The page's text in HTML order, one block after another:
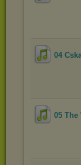
04
05 The